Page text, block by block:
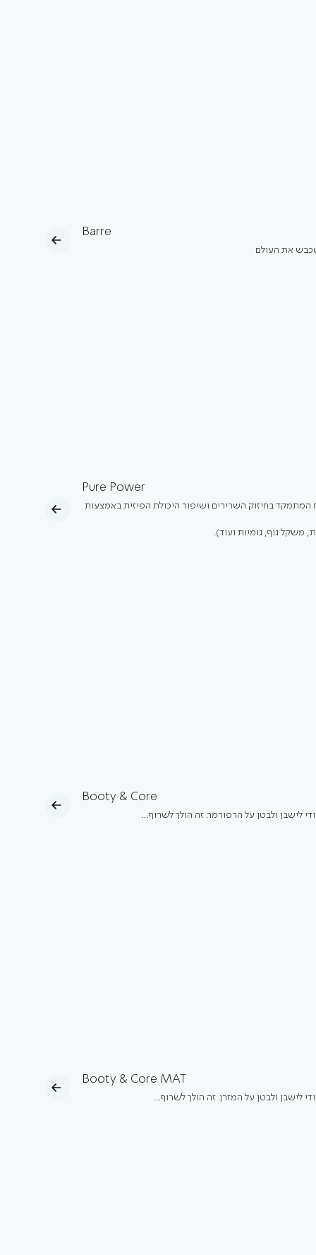
Barre
את העולם
Pure Power
המתמקד בחיזוק השרירים ושיפור היכולת הפיזית באמצעות
משקל גוף, גומיות ועוד).
Booty & Core
לישבן ולבטן על הרפורמר. זה הולך לשרוף…
Booty & Core MAT
לישבן ולבטן על המזרן. זה הולך לשרוף…